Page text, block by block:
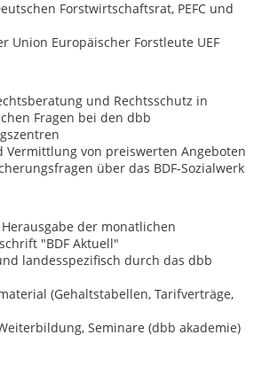
Forstwirtschaftsrat, PEFC und
Union Europäischer Forstleute UEF
und Rechtsschutz in
Fragen bei den dbb
Vermittlung von preiswerten Angeboten
über das BDF-Sozialwerk
der monatlichen
"BDF Aktuell"
landesspezifisch durch das dbb
(Gehaltstabellen, Tarifverträge,
Seminare (dbb akademie)